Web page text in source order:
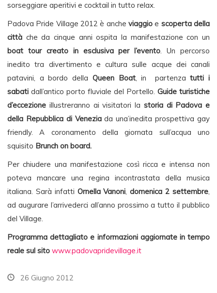
sorseggiare aperitivi e cocktail in tutto relax.
Padova Pride Village 2012 è anche viaggio e scoperta della
città che da cinque anni ospita la manifestazione con un
boat tour creato in esclusiva per l’evento. Un percorso
inedito tra divertimento e cultura sulle acque dei canali
patavini, a bordo della Queen Boat, in partenzatutti i
sabati dall’antico porto fluviale del Portello. Guide turistiche
d’eccezione illustreranno ai visitatori la storia di Padova e
della Repubblica di Veneziada una’inedita prospettiva gay
friendly. A coronamento della giornata sull’acqua uno
squisito Brunch on board.
Per chiudere una manifestazione così ricca e intensa non
poteva mancare una regina incontrastata della musica
italiana. Sarà infatti Ornella Vanoni,domenica 2 settembre,
ad augurare l’arrivederci all’anno prossimo a tutto il pubblico
del Village.
Programma dettagliato e informazioni aggiornate in tempo
reale sul sito www.padovapridevillage.it
26 Giugno 2012